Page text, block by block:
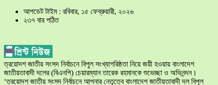
আপডেট টাইম : রবিবার, ১৫ ফেব্রুয়ারী, ২০২৬
২৩৭ বার পঠিত
ত্রয়োদশ জাতীয় সংসদ নির্বাচনে বিপুল সংখ্যাগরিষ্ঠতা নিয়ে জয়ী হওয়ায় বাংলাদেশ
জাতীয়তাবাদী দলের (বিএনপি) চেয়ারম্যান তারেক রহমানকে শুভেচ্ছা ও অভিনন্দন।
‘ত্রয়োদশ জাতীয় সংসদ নির্বাচনে আপনার নেতৃত্বে বাংলাদেশ জাতীয়তাবাদী দল বিপুল